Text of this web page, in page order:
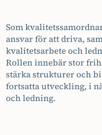
Som
ansvar för att driva,
kvalitetsarbete och
Rollen innebär stor
stärka strukturer och
fortsatta utveckling, i
och ledning.